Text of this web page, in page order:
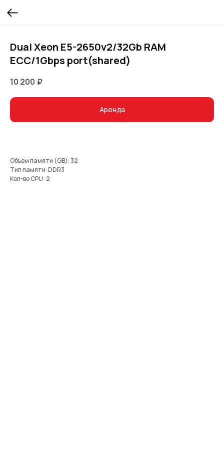
Dual Xeon E5-2650v2/32Gb RAM
ECC/1Gbps port(shared)
10 200 ₽
Аренда
Объем памяти (GB): 32
Тип памяти: DDR3
Кол-во CPU: 2